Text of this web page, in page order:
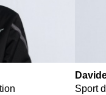
Sport